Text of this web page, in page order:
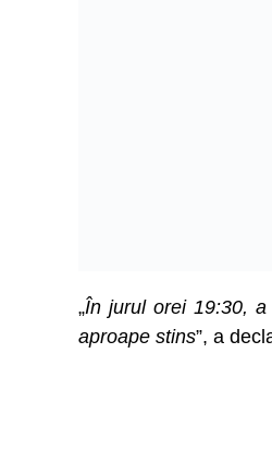
„În jurul orei 19:30,
aproape stins”, a